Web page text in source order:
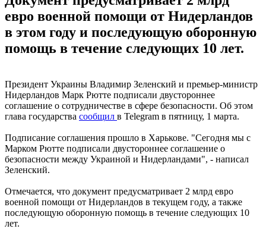
евро военной помощи от Нидерландов
в этом году и последующую оборонную
помощь в течение следующих 10 лет.
Президент Украины Владимир Зеленский и премьер-министр
Нидерландов Марк Рютте подписали двустороннее
соглашение о сотрудничестве в сфере безопасности. Об этом
глава государства сообщил в Telegram в пятницу, 1 марта.
Подписание соглашения прошло в Харькове. "Сегодня мы с
Марком Рютте подписали двустороннее соглашение о
безопасности между Украиной и Нидерландами", - написал
Зеленский.
Отмечается, что документ предусматривает 2 млрд евро
военной помощи от Нидерландов в текущем году, а также
последующую оборонную помощь в течение следующих 10
лет.